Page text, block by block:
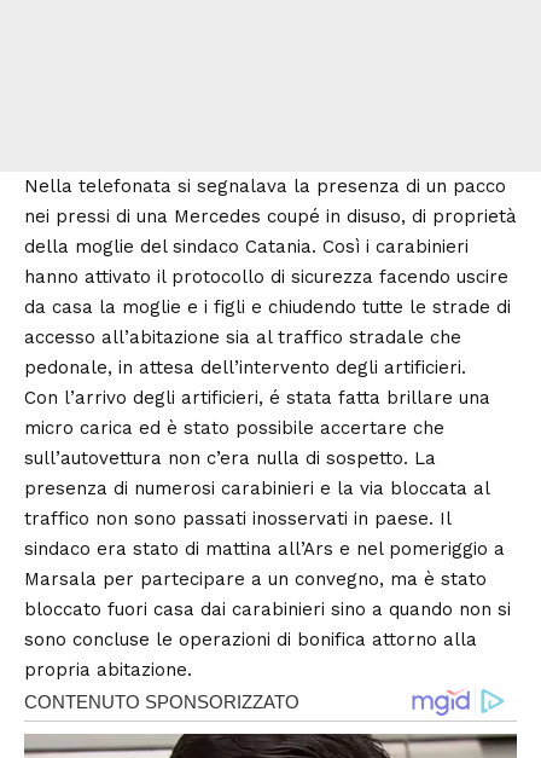
Nella telefonata si segnalava la presenza di un pacco
nei pressi di una Mercedes coupé in disuso, di proprietà
della moglie del sindaco Catania. Così i carabinieri
hanno attivato il protocollo di sicurezza facendo uscire
da casa la moglie e i figli e chiudendo tutte le strade di
accesso all’abitazione sia al traffico stradale che
pedonale, in attesa dell’intervento degli artificieri.
Con l’arrivo degli artificieri, é stata fatta brillare una
micro carica ed è stato possibile accertare che
sull’autovettura non c’era nulla di sospetto. La
presenza di numerosi carabinieri e la via bloccata al
traffico non sono passati inosservati in paese. Il
sindaco era stato di mattina all’Ars e nel pomeriggio a
Marsala per partecipare a un convegno, ma è stato
bloccato fuori casa dai carabinieri sino a quando non si
sono concluse le operazioni di bonifica attorno alla
propria abitazione.